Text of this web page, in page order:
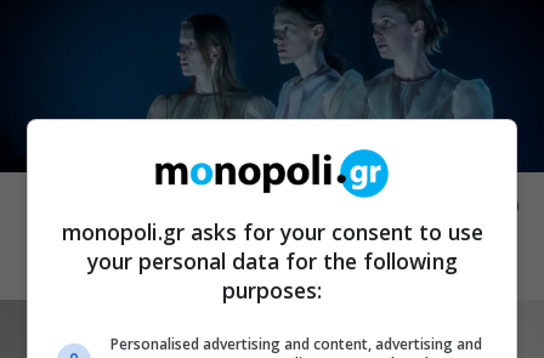
ΕΚΔΗΛΩΣΕΙΣ
Τι θα κάνουμε την πρώτη εβδομάδα του
Αυγούστου στην πόλη;
monopoli.gr asks for your consent to use
your personal data for the following
purposes:
Personalised advertising and content, advertising and